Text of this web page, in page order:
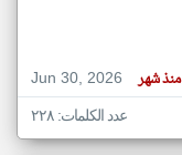
Jun 30, 2026
منذ شهر
عدد الكلمات: ٢٢٨